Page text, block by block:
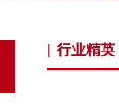
行业精英|